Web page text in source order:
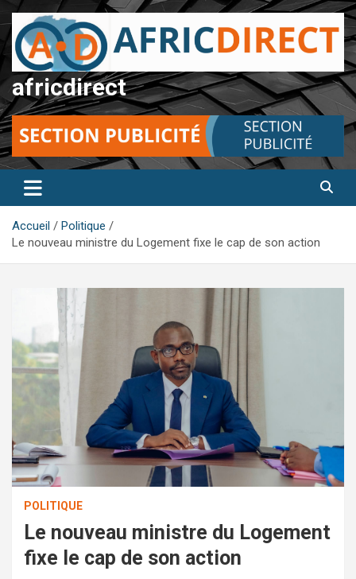
Aller
au
contenu
africdirect
Accueil
Politique
Le nouveau ministre du Logement fixe le cap de son action
POLITIQUE
Le nouveau ministre du Logement
fixe le cap de son action